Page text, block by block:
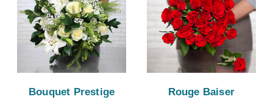
Bouquet Prestige Rouge Baiser